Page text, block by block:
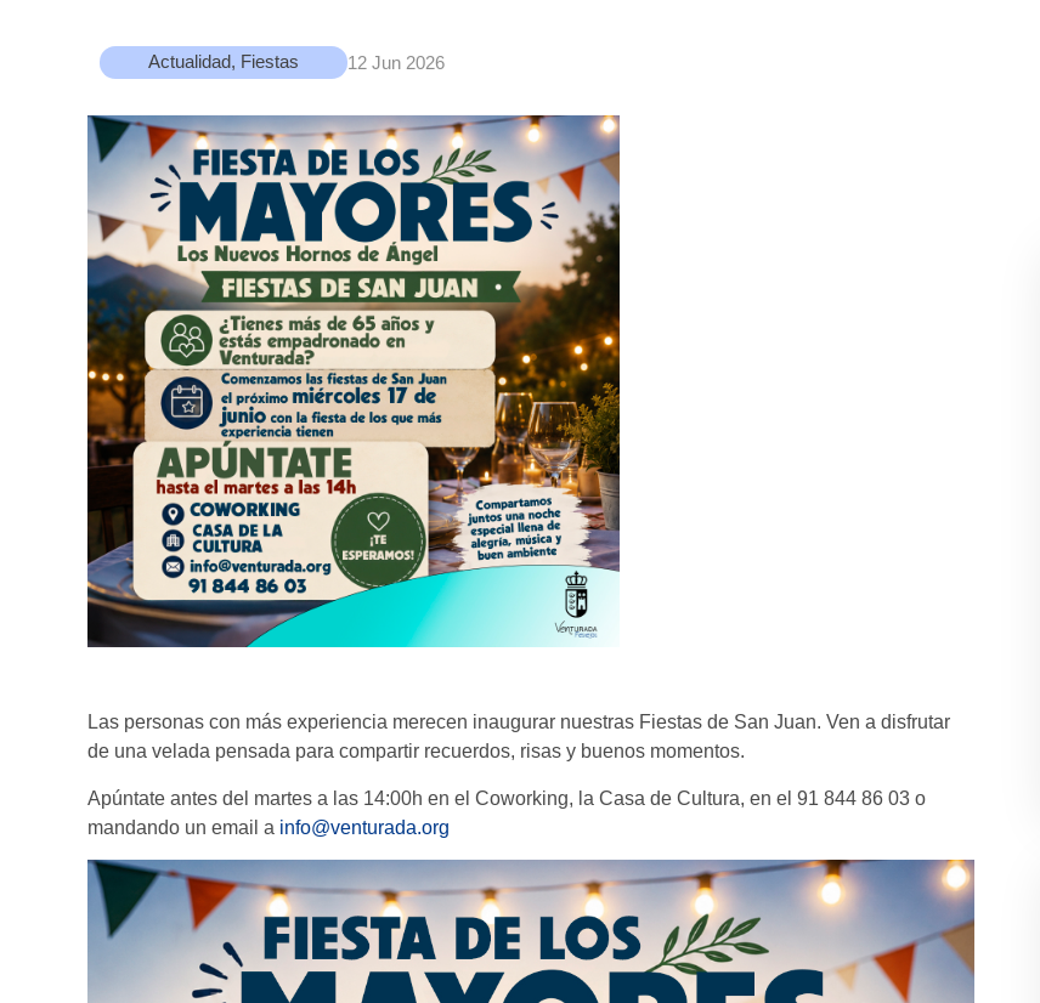
Actualidad, Fiestas 12 Jun 2026
Las personas con más experiencia merecen inaugurar nuestras Fiestas de San Juan. Ven a disfrutar
de una velada pensada para compartir recuerdos, risas y buenos momentos.
Apúntate antes del martes a las 14:00h en el Coworking, la Casa de Cultura, en el 91 844 86 03 o
mandando un email a info@venturada.org